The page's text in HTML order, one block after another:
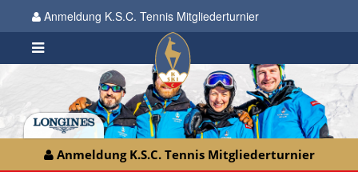
Anmeldung K.S.C. Tennis Mitgliederturnier
Anmeldung K.S.C. Tennis Mitgliederturnier